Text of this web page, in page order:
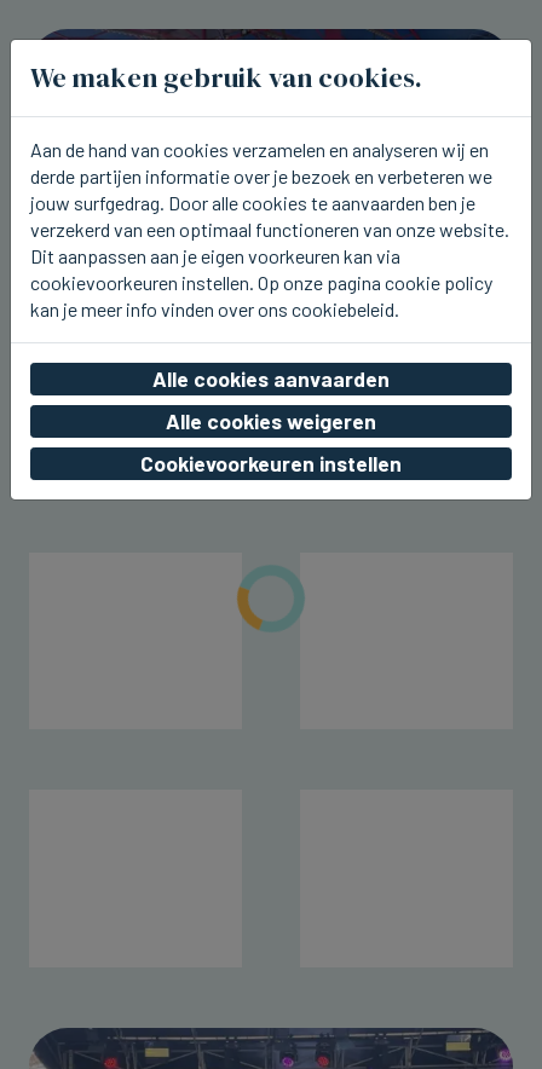
BEERNEM
Dit weekend kermis rond het station
van Beernem
vr 07 augustus 2026, 20:17
We maken gebruik van cookies.
Aan de hand van cookies verzamelen en analyseren wij en
derde partijen informatie over je bezoek en verbeteren we
jouw surfgedrag. Door alle cookies te aanvaarden ben je
verzekerd van een optimaal functioneren van onze website.
Dit aanpassen aan je eigen voorkeuren kan via
cookievoorkeuren instellen. Op onze pagina cookie policy
kan je meer info vinden over ons cookiebeleid.
Alle cookies aanvaarden
Alle cookies weigeren
Cookievoorkeuren instellen